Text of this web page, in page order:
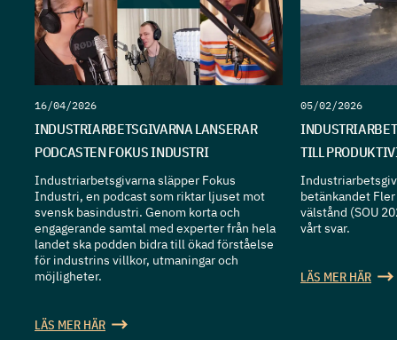
16/04/2026
INDUSTRIARBETSGIVARNA LANSERAR
PODCASTEN FOKUS INDUSTRI
Industriarbetsgivarna släpper Fokus
Industri, en podcast som riktar ljuset mot
svensk basindustri. Genom korta och
engagerande samtal med experter från hela
landet ska podden bidra till ökad förståelse
för industrins villkor, utmaningar och
möjligheter.
LÄS MER HÄR
05/02/2026
TILL
betänkandet
välstånd (SOU
vårt svar.
LÄS MER HÄR